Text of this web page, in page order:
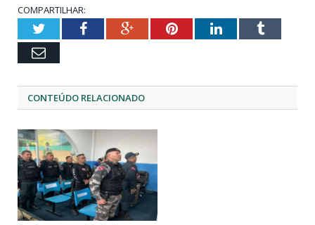
COMPARTILHAR:
TwitterFacebookGoogle+PinterestLinkedInTumblr
Email
CONTEÚDO RELACIONADO